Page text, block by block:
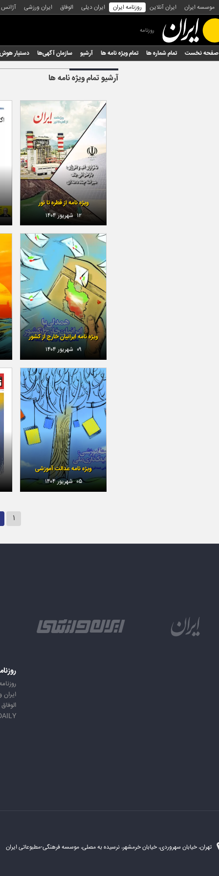
موسسه ایران ایران آنلاین روزنامه ایران ایران دیلی الوفاق ایران ورزشی
روزنامه
صفحه نخست تمام شماره ها تمام ویژه نامه ها آرشیو سازمان آگهی‌ها دستیار
آرشیوتمام ویژه نامه ها
ویژه نامه از قطره تا نور
۱۲ شهریور ۱۴۰۴
ویژه نامه ایرانیان خارج از کشور
۰۹ شهریور ۱۴۰۴
ویژه نامه عدالت آموزشی
۰۵ شهریور ۱۴۰۴
۱
الوفاق
تهران، خیابان سهروردی، خیابان خرمشهر، نرسیده به مصلی، موسسه فرهنگی-مطبوعاتی ایران